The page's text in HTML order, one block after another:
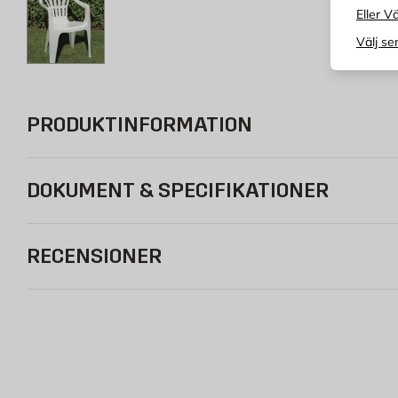
Eller
Välj
PRODUKTINFORMATION
DOKUMENT & SPECIFIKATIONER
RECENSIONER